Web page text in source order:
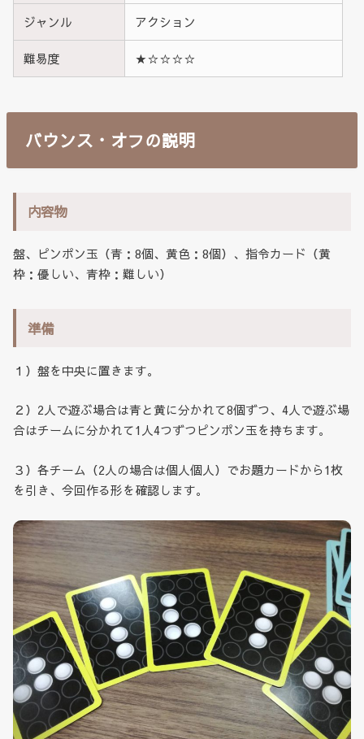
ジャンル アクション
難易度 ★☆☆☆☆
バウンス・オフの説明
内容物
盤、ピンポン玉（青：8個、黄色：8個）、指令カード（黄
枠：優しい、青枠：難しい）
準備
１）盤を中央に置きます。
２）2人で遊ぶ場合は青と黄に分かれて8個ずつ、4人で遊ぶ場
合はチームに分かれて1人4つずつピンポン玉を持ちます。
３）各チーム（2人の場合は個人個人）でお題カードから1枚
を引き、今回作る形を確認します。